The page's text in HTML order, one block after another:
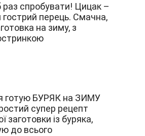
раз спробувати! Цицак –
перець. Смачна,
на зиму, з
готую БУРЯК на ЗИМУ
супер рецепт
заготовки із буряка,
до всього